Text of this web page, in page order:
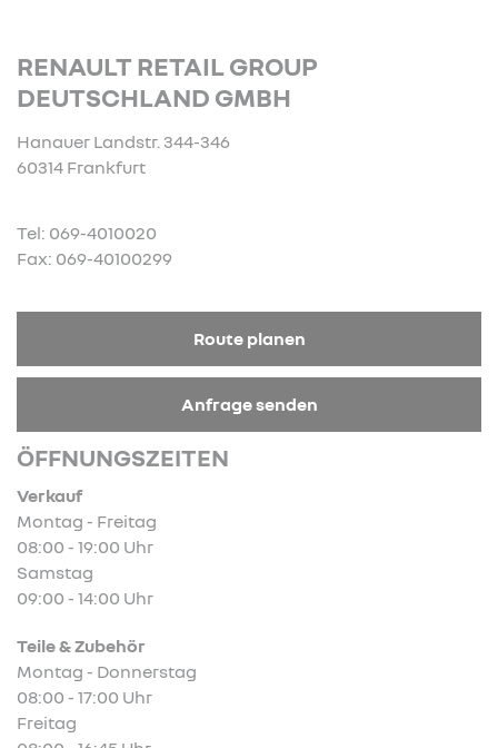
RENAULT RETAIL GROUP
DEUTSCHLAND GMBH
Hanauer Landstr. 344-346
60314 Frankfurt
Tel: 069-4010020
Fax: 069-40100299
Route planen
Anfrage senden
ÖFFNUNGSZEITEN
Verkauf
Montag - Freitag
08:00 - 19:00 Uhr
Samstag
09:00 - 14:00 Uhr
Teile & Zubehör
Montag - Donnerstag
08:00 - 17:00 Uhr
Freitag